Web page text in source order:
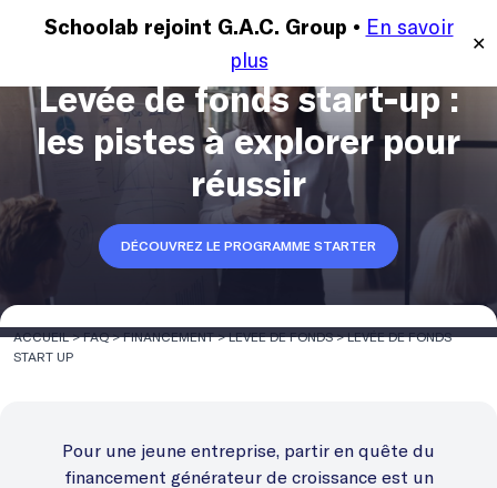
Schoolab rejoint G.A.C. Group • En savoir
plus
✕
MENU
Levée de fonds start-up :
les pistes à explorer pour
réussir
DÉCOUVREZ LE PROGRAMME STARTER
ACCUEIL>FAQ>FINANCEMENT>LEVEE DE FONDS>LEVÉE DE FONDS
START UP
Pour une jeune entreprise, partir en quête du
financement générateur de croissance est un